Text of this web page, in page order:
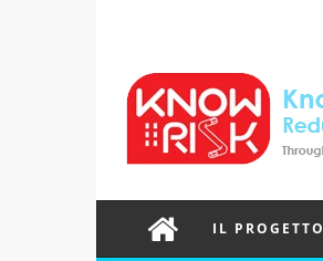
IL PROGETTO